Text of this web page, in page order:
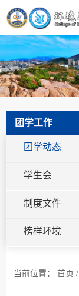
团学工作
团学动态
学生会
制度文件
榜样环境
当前位置： 首页 /